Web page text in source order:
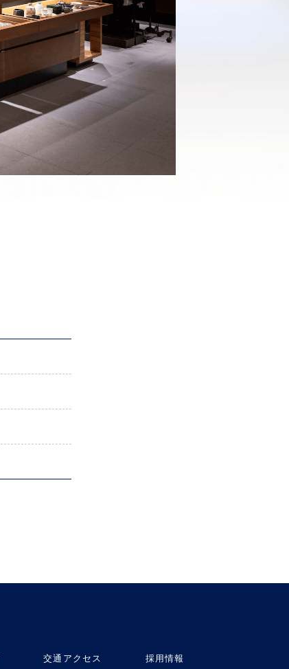
交通アクセス 採用情報